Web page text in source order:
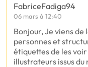
FabriceFadiga94
06 mars à 12:40
Bonjour, Je viens
personnes et
étiquettes de les
illustrateurs issus du